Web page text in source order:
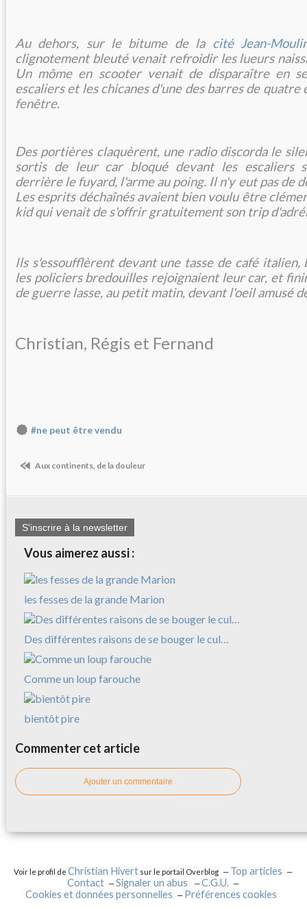
Au dehors, sur le bitume de la cité Jean-
clignotement bleuté venait refroidir les lueurs
Un môme en scooter venait de disparaître en
escaliers et les chicanes d'une des barres de quatre
fenêtre.
Des portières claquèrent, une radio discorda le
sortis de leur car bloqué devant les escaliers
derrière le fuyard, l'arme au poing. Il n'y eut pas de
Les esprits déchaînés avaient bien voulu être
kid qui venait de s'offrir gratuitement son trip
Ils s'essoufflèrent devant une tasse de café
les policiers bredouilles rejoignaient leur car, et
de guerre lasse, au petit matin, devant l'oeil amusé
Christian, Régis et Fernand
#ne peut être vendu
Aux continents, de la douleur
S'inscrire à la newsletter
Vous aimerez aussi :
les fesses de la grande Marion
Des différentes raisons de se bouger le cul…
Comme un loup farouche
bientôt pire
Commenter cet article
Ajouter un commentaire
Voir le profil deChristian Hivert sur le portail Overblog
Top articles
Contact
Signaler un abus
C.G.U.
Cookies et données personnelles
Préférences cookies